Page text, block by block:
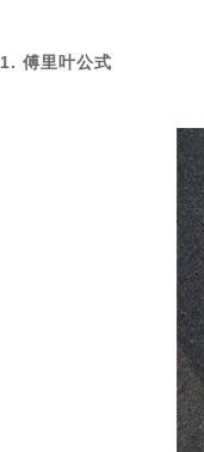
1. 傅里叶公式